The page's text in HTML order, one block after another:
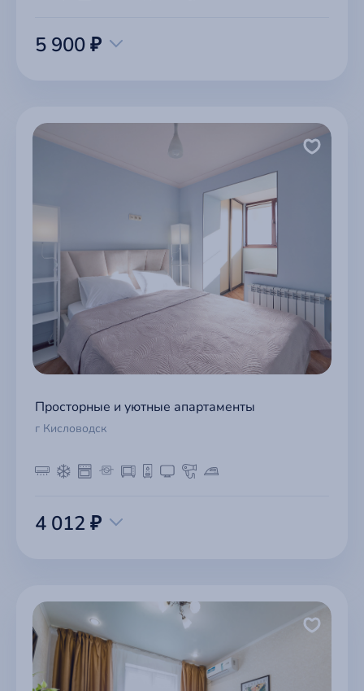
5 900 ₽
Просторные и уютные апартаменты
г Кисловодск
4 012 ₽